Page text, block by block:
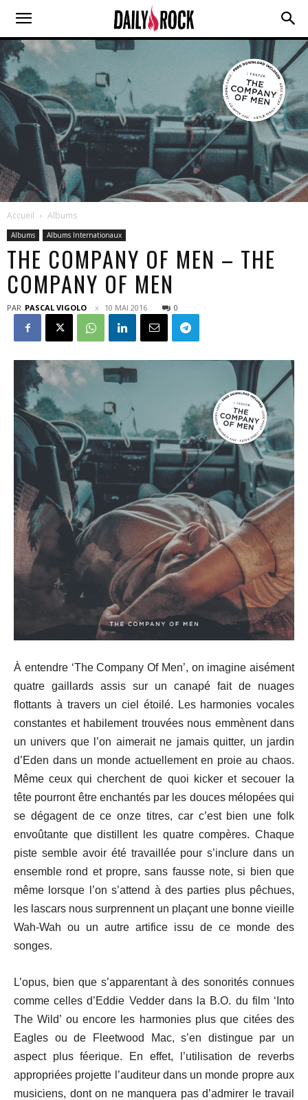
Accueil Albums
Albums Albums Internationaux
THE COMPANY OF MEN – THE
COMPANY OF MEN
PAR PASCAL VIGOLO 10 MAI 2016 0
À entendre ‘The Company Of Men’, on imagine aisément
quatre gaillards assis sur un canapé fait de nuages
flottants à travers un ciel étoilé. Les harmonies vocales
constantes et habilement trouvées nous emmènent dans
un univers que l’on aimerait ne jamais quitter, un jardin
d’Eden dans un monde actuellement en proie au chaos.
Même ceux qui cherchent de quoi kicker et secouer la
tête pourront être enchantés par les douces mélopées qui
se dégagent de ce onze titres, car c’est bien une folk
envoûtante que distillent les quatre compères. Chaque
piste semble avoir été travaillée pour s’inclure dans un
ensemble rond et propre, sans fausse note, si bien que
même lorsque l’on s’attend à des parties plus pêchues,
les lascars nous surprennent un plaçant une bonne vieille
Wah-Wah ou un autre artifice issu de ce monde des
songes.
L’opus, bien que s’apparentant à des sonorités connues
comme celles d’Eddie Vedder dans la B.O. du film ‘Into
The Wild’ ou encore les harmonies plus que citées des
Eagles ou de Fleetwood Mac, s’en distingue par un
aspect plus féerique. En effet, l’utilisation de reverbs
appropriées projette l’auditeur dans un monde propre aux
musiciens, dont on ne manquera pas d’admirer le travail